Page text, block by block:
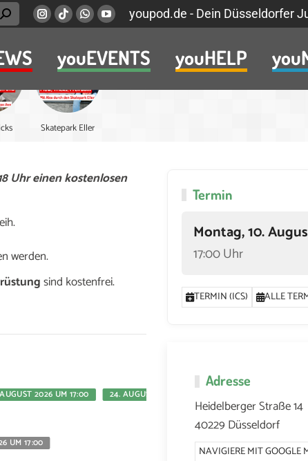
Instagram
opens
new
window
Viber
opens
in
new
window
Whatsapp
opens
in
new
window
YouTube
opens
in
new
youpod.de - Dein Düsseldorfer
youEVENTS youHELP
Skatepark Eller
Uhr einen kostenlosen
werden.
sind kostenfrei.
2026 UM 17:00 24. AUGUST 2026 UM 17:00
UM 17:00
Termin
Montag, 10.
17:00 Uhr
TERMIN (ICS) ALLE
Adresse
Heidelberger Straße 14
40229 Düsseldorf
NAVIGIERE MIT GOOGLE